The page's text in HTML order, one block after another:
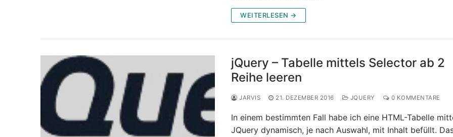
WEITERLESEN →
jQuery – Tabelle mittels Selector ab 2
Reihe leeren
JARVIS 21. DEZEMBER 2016 JQUERY 0 KOMMENTARE
In einem bestimmten Fall habe ich eine HTML-Tabelle
JQuery dynamisch, je nach Auswahl, mit Inhalt befüllt.